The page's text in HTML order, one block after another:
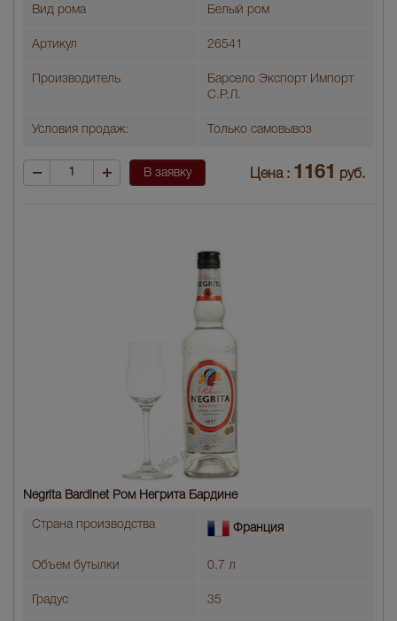
Вид рома Белый ром
Артикул 26541
Производитель
Барсело Экспорт Импорт
С.Р.Л.
Условия продаж: Только самовывоз
В заявку Цена : 1161 руб.
Negrita Bardinet Ром Негрита Бардине
Страна производства Франция
Объем бутылки 0.7 л
Градус 35